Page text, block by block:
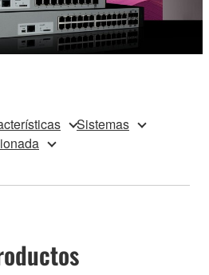
Sistemas